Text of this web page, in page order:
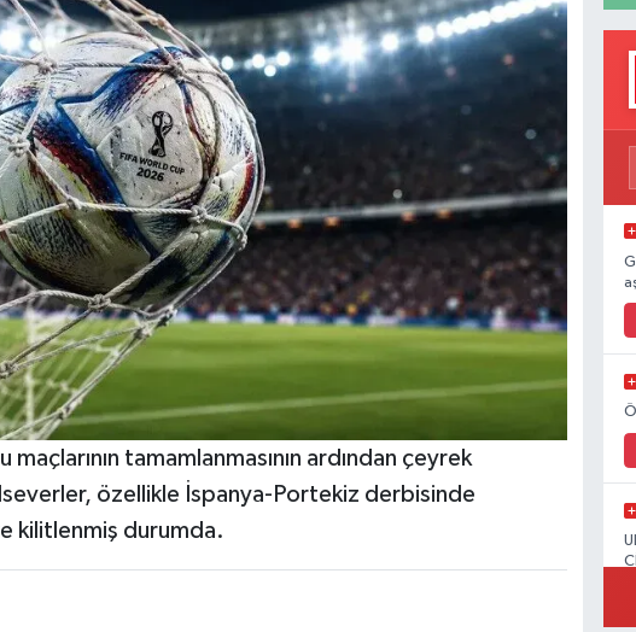
maçlarının tamamlanmasının ardından çeyrek
özellikle İspanya-Portekiz derbisinde
kilitlenmiş durumda.